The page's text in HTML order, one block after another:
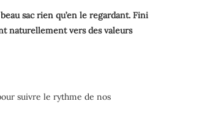
sac rien qu’en le regardant. Fini
naturellement vers des valeurs
suivre le rythme de nos